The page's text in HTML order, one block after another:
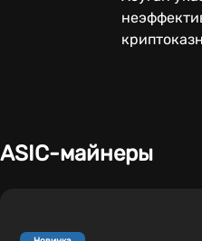
ASIC-майнеры